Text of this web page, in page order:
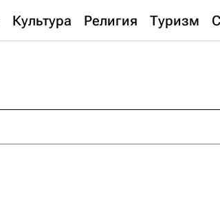
Культура Религия Туризм